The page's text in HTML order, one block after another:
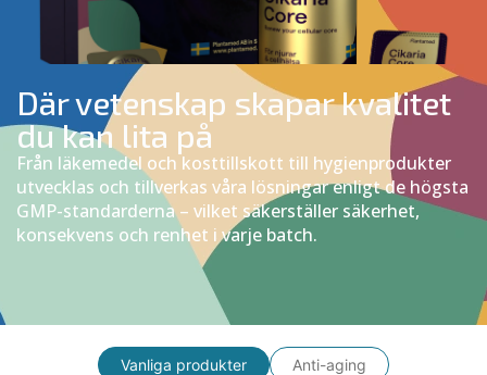
Där vetenskap skapar kvalitet
du kan lita på
Från läkemedel och kosttillskott till hygienprodukter
utvecklas och tillverkas våra lösningar enligt de högsta
GMP-standarderna – vilket säkerställer säkerhet,
konsekvens och renhet i varje batch.
Vanliga produkter Anti-aging